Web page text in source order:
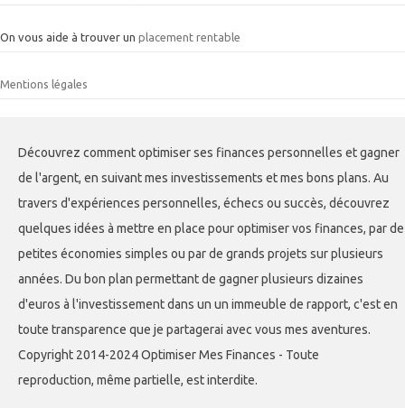
On vous aide à trouver un placement rentable
Mentions légales
Découvrez comment optimiser ses finances personnelles et gagner
de l'argent, en suivant mes investissements et mes bons plans. Au
travers d'expériences personnelles, échecs ou succès, découvrez
quelques idées à mettre en place pour optimiser vos finances, par de
petites économies simples ou par de grands projets sur plusieurs
années. Du bon plan permettant de gagner plusieurs dizaines
d'euros à l'investissement dans un un immeuble de rapport, c'est en
toute transparence que je partagerai avec vous mes aventures.
Copyright 2014-2024 Optimiser Mes Finances - Toute
reproduction, même partielle, est interdite.